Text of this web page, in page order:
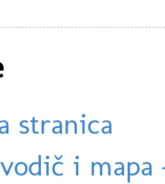
stranica
i